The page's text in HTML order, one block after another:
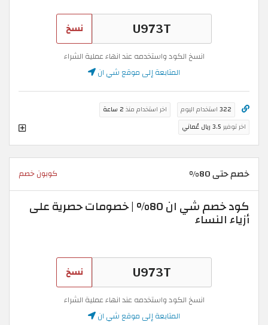
نسخ
انسخ الكود واستخدمه عند انهاء عملية الشراء
المتابعة إلى موقع شي ان
322 استخدام اليوم اخر استخدام منذ 2 ساعة
اخر توفير 3.5 ريال عُماني
خصم حتى 80% كوبون خصم
كود خصم شي ان 80% | خصومات حصرية على
أزياء النساء
نسخ
انسخ الكود واستخدمه عند انهاء عملية الشراء
المتابعة إلى موقع شي ان